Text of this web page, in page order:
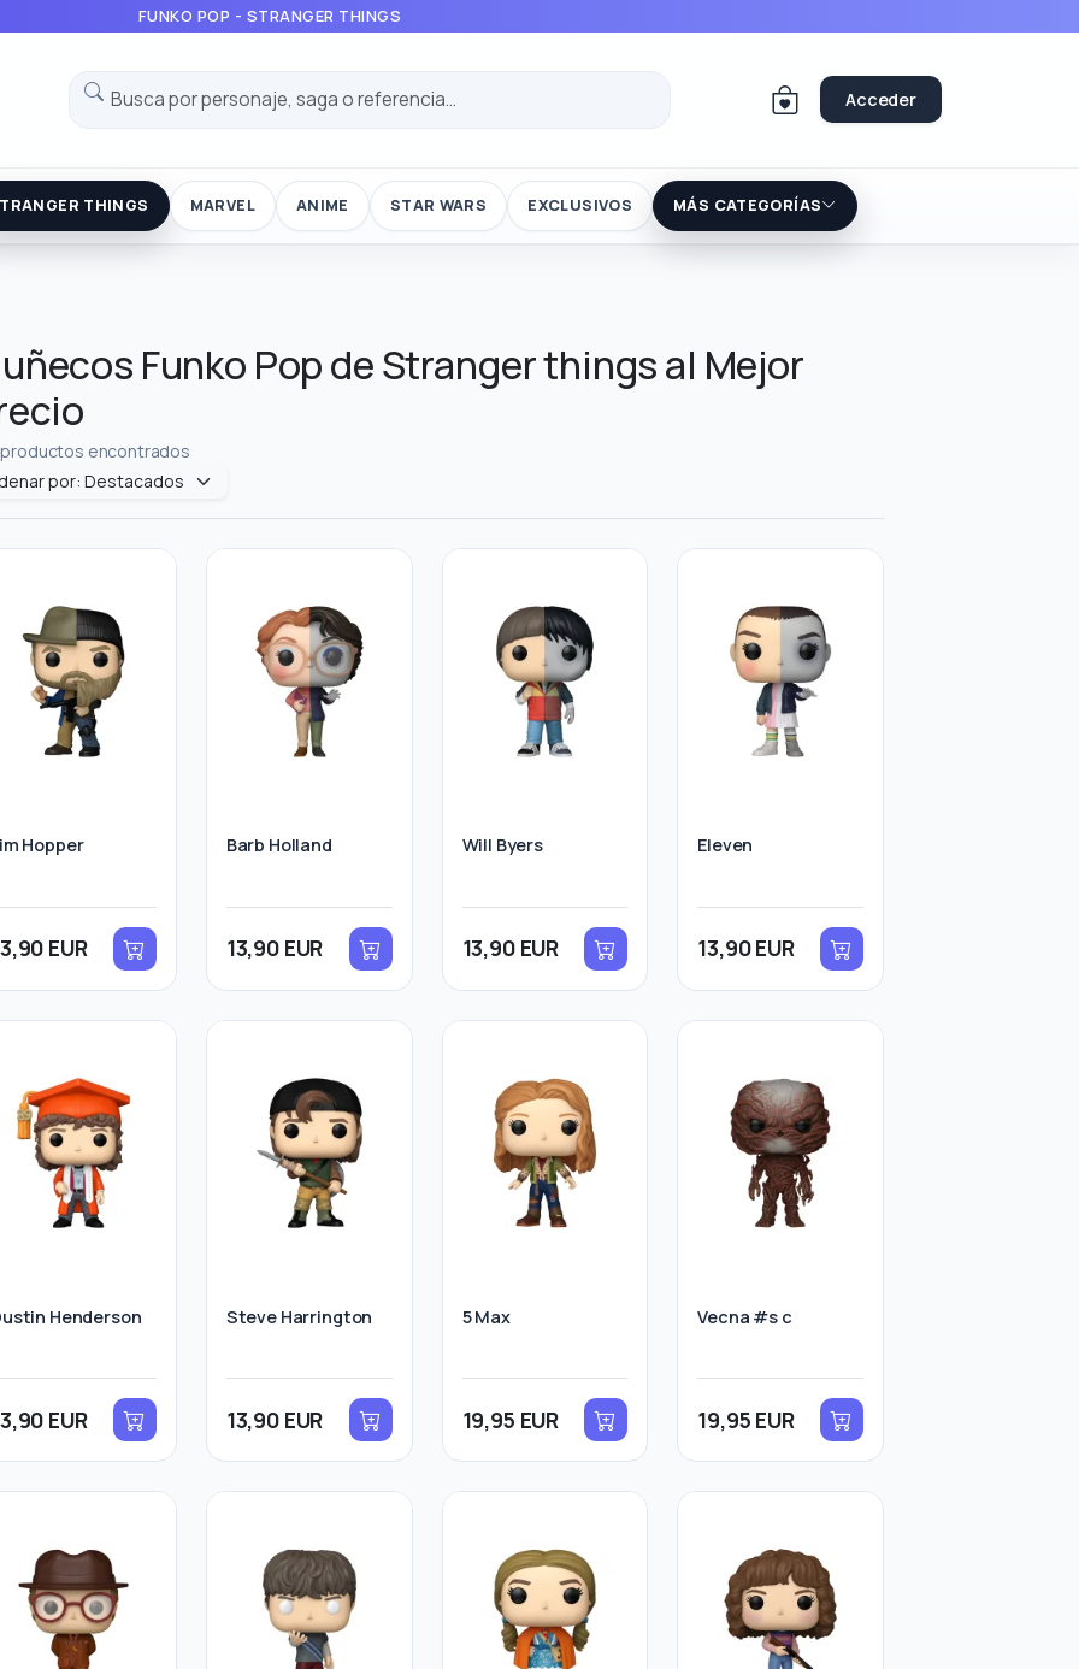
FUNKO POP - STRANGER THINGS
Acceder
THINGS MARVEL ANIME STAR WARS EXCLUSIVOS MÁS CATEGORÍAS
Funko Pop de Stranger things al Mejor
productos encontrados
Hopper
EUR
Barb Holland
13,90 EUR
Will Byers
13,90 EUR
Eleven
13,90 EUR
Henderson
EUR
Steve Harrington
13,90 EUR
5 Max
19,95 EUR
Vecna #s c
19,95 EUR